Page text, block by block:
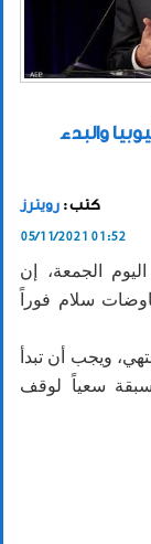
والبدء
كتب : رويترز
05/11/2021 01:52
الجمعة، إن
سلام فوراً
ويجب أن تبدأ
سعياً لوقف